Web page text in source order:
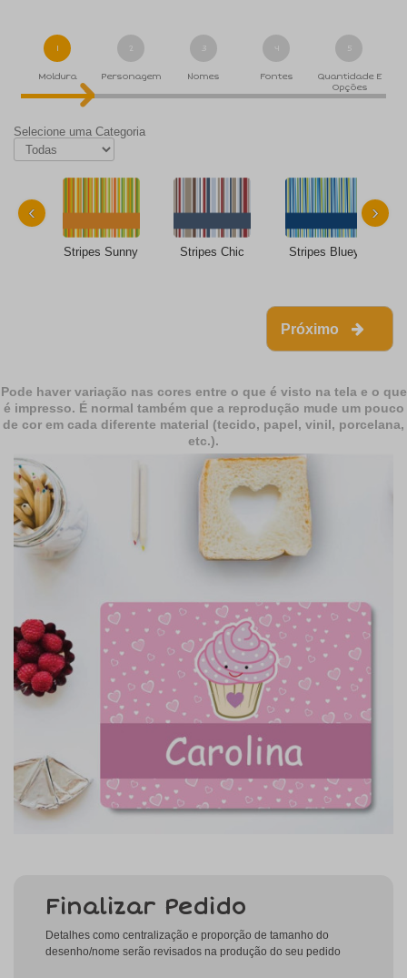
1
Moldura
2
Personagem
3
Nomes
4
Fontes
5
Quantidade E
Opções
Selecione uma Categoria
Stripes Sunny Stripes Chic Stripes Bluey
‹ ›
Próximo
Pode haver variação nas cores entre o que é visto na tela e o que
é impresso. É normal também que a reprodução mude um pouco
de cor em cada diferente material (tecido, papel, vinil, porcelana,
etc.).
Finalizar Pedido
Detalhes como centralização e proporção de tamanho do
desenho/nome serão revisados na produção do seu pedido